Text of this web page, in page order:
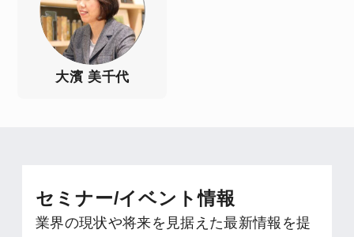
大濱 美千代
セミナー/イベント情報
業界の現状や将来を見据えた最新情報を提